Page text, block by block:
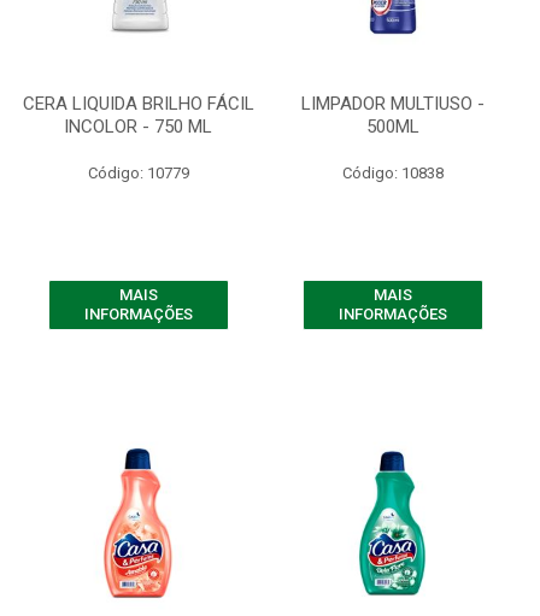
CERA LIQUIDA BRILHO FÁCIL
INCOLOR - 750 ML
Código: 10779
MAIS
INFORMAÇÕES
LIMPADOR MULTIUSO -
500ML
Código: 10838
MAIS
INFORMAÇÕES